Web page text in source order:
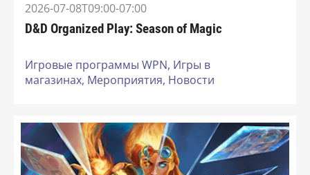
2026-07-08T09:00-07:00
D&D Organized Play: Season of Magic
Игровые программы WPN, Игры в
магазинах, Мероприятия, Новости